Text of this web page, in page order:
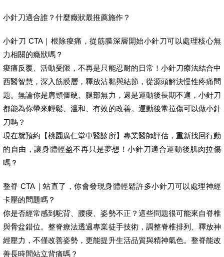
小針刀適合誰？什麼癥狀最推薦施作？
小針刀 CTA｜根除痠痛，從筋膜深層開始小針刀可以處理核心無
力相關的癥狀嗎？
痠痛反覆、活動受限，不再是只能忍耐的日常！小針刀療法結合中
西醫智慧，深入筋膜層，釋放沾黏與結節，從源頭解決慢性疼痛問
題。無論你是肩頸僵硬、腿部無力，還是運動後長期不適，小針刀
都能為你帶來輕鬆、溫和、有效的改善。運動後常拉傷可以做小針
刀嗎？
現在就預約【桃園廣仁堂中醫診所】專業醫師評估，重新找回行動
的自由，讓身體輕盈不再只是夢想！小針刀適合運動後肌肉拉傷
嗎？
整脊 CTA｜站直了，你會發現身體輕鬆許多小針刀可以處理神經
卡壓的問題嗎？
你是否經常感到駝背、腰痠、姿勢不正？這些問題很可能來自脊椎
與骨盆錯位。整脊療法透過專業徒手技術，調整脊椎排列、釋放神
經壓力，不僅改善姿勢，更能提升生活品質與精神氣色。整脊能改
善長時間站立背痛嗎？